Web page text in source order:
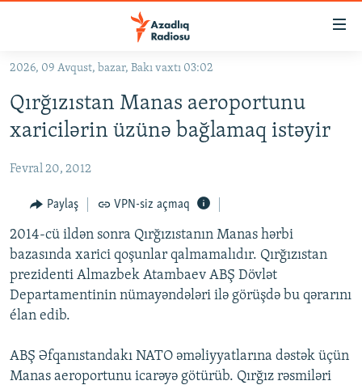
Əsas
qayıt
Əsas
qayıt
#İZAHLA
#ƏSLINDƏ
FƏRQƏ BAX
QANUNI DOĞRU
ARAŞDIRMA
MULTIMEDIA
VIDEO
FOTOQALEREYA
İNFOQRAFIKA
RADIO ARXIV
OXU ZALI
AZƏRBAYCAN ƏDƏBIYYATI KITABXANASI
HAQQIMIZDA
MISSIYAMIZ
2026, 09 Avqust, bazar, Bakı vaxtı 03:02
Qırğızıstan Manas aeroportunu
xaricilərin üzünə bağlamaq istəyir
Fevral 20, 2012
Paylaş VPN-siz açmaq
2014-cü ildən sonra Qırğızıstanın Manas hərbi
bazasında xarici qoşunlar qalmamalıdır. Qırğızıstan
prezidenti Almazbek Atambaev ABŞ Dövlət
Departamentinin nümayəndələri ilə görüşdə bu qərarını
élan edib.
ABŞ Əfqanıstandakı NATO əməliyyatlarına dəstək üçün
Manas aeroportunu icarəyə götürüb. Qırğız rəsmiləri